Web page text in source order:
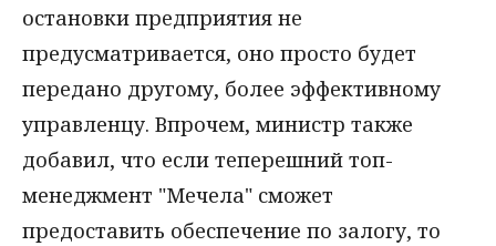
остановки предприятия не
предусматривается, оно просто будет
передано другому, более эффективному
управленцу. Впрочем, министр также
добавил, что если теперешний топ-
менеджмент "Мечела" сможет
предоставить обеспечение по залогу, то